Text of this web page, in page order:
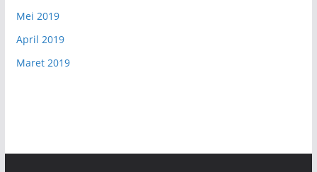
Mei 2019
April 2019
Maret 2019